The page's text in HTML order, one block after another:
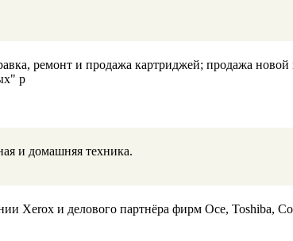
ремонт и продажа картриджей; продажа
р
и домашняя техника.
Xerox и делового партнёра фирм Oce, Toshiba,